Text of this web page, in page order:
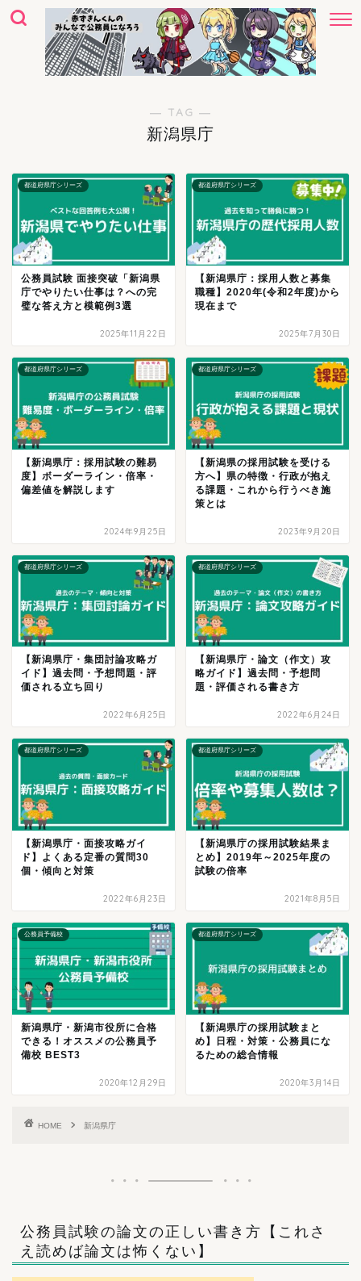
― TAG ―
新潟県庁
都道府県庁シリーズ
公務員試験 面接突破「新潟県
庁でやりたい仕事は？への完
璧な答え方と模範例3選
2025年11月22日
都道府県庁シリーズ
【新潟県庁：採用人数と募集
職種】2020年(令和2年度)から
現在まで
2025年7月30日
都道府県庁シリーズ
【新潟県庁：採用試験の難易
度】ボーダーライン・倍率・
偏差値を解説します
2024年9月25日
都道府県庁シリーズ
【新潟県の採用試験を受ける
方へ】県の特徴・行政が抱え
る課題・これから行うべき施
策とは
2023年9月20日
都道府県庁シリーズ
【新潟県庁・集団討論攻略ガ
イド】過去問・予想問題・評
価される立ち回り
2022年6月25日
都道府県庁シリーズ
【新潟県庁・論文（作文）攻
略ガイド】過去問・予想問
題・評価される書き方
2022年6月24日
都道府県庁シリーズ
【新潟県庁・面接攻略ガイ
ド】よくある定番の質問30
個・傾向と対策
2022年6月23日
都道府県庁シリーズ
【新潟県庁の採用試験結果ま
とめ】2019年～2025年度の
試験の倍率
2021年8月5日
公務員予備校
新潟県庁・新潟市役所に合格
できる！オススメの公務員予
備校 BEST3
2020年12月29日
都道府県庁シリーズ
【新潟県庁の採用試験まと
め】日程・対策・公務員にな
るための総合情報
2020年3月14日
HOME 新潟県庁
公務員試験の論文の正しい書き方【これさ
え読めば論文は怖くない】